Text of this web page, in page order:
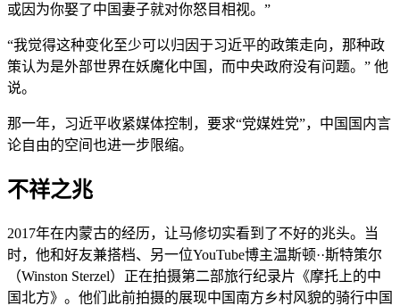
或因为你娶了中国妻子就对你怒目相视。”
“我觉得这种变化至少可以归因于习近平的政策走向，那种政
策认为是外部世界在妖魔化中国，而中央政府没有问题。” 他
说。
那一年，习近平收紧媒体控制，要求“党媒姓党”，中国国内言
论自由的空间也进一步限缩。
不祥之兆
2017年在内蒙古的经历，让马修切实看到了不好的兆头。当
时，他和好友兼搭档、另一位YouTube博主温斯顿··斯特策尔
（Winston Sterzel）正在拍摄第二部旅行纪录片《摩托上的中
国北方》。他们此前拍摄的展现中国南方乡村风貌的骑行中国